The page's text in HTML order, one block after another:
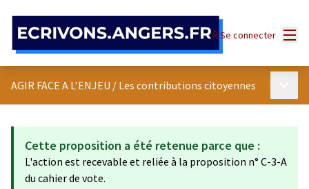
Se connecter
AGIR FACE A L’ENJEU / Les contributions citoyennes
Cette proposition a été retenue parce que :
L'action est recevable et reliée à la proposition n° C-3-A
du cahier de vote.